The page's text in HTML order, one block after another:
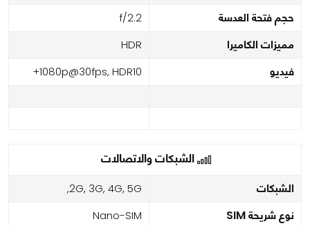
حجم فتحة العدسة f/2.2
مميزات الكاميرا HDR
فيديو 1080p@30fps, HDR10+
الشبكات والاتصالات
الشبكات 2G, 3G, 4G, 5G,
نوع شريحة SIM Nano-SIM